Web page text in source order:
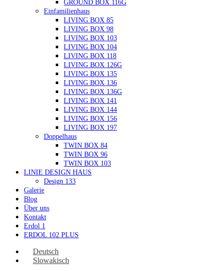
GROUND BOX 116G
Einfamilienhaus
LIVING BOX 85
LIVING BOX 98
LIVING BOX 103
LIVING BOX 104
LIVING BOX 118
LIVING BOX 126G
LIVING BOX 135
LIVING BOX 136
LIVING BOX 136G
LIVING BOX 141
LIVING BOX 144
LIVING BOX 156
LIVING BOX 197
Doppelhaus
TWIN BOX 84
TWIN BOX 96
TWIN BOX 103
LINIE DESIGN HAUS
Design 133
Galerie
Blog
Über uns
Kontakt
Erdol 1
ERDOL 102 PLUS
Deutsch
Slowakisch